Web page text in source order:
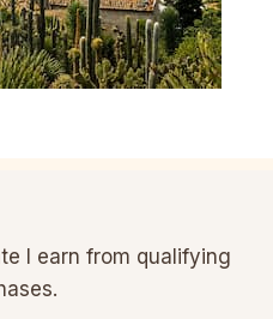
I earn from qualifying